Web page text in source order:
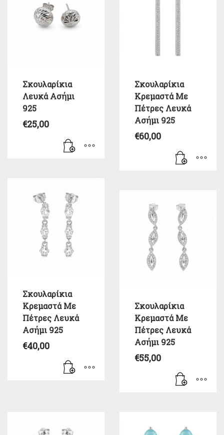
Σκουλαρίκια
Λευκά Ασήμι
925
€25,00
Σκουλαρίκια
Κρεμαστά Με
Πέτρες Λευκά
Ασήμι 925
€60,00
Σκουλαρίκια
Κρεμαστά Με
Πέτρες Λευκά
Ασήμι 925
€40,00
Σκουλαρίκια
Κρεμαστά Με
Πέτρες Λευκά
Ασήμι 925
€55,00